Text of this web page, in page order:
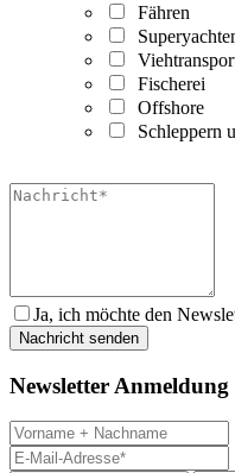
Fähren
Fischerei
Offshore
Schleppern
Ja, ich möchte den
Newsletter Anmeldung